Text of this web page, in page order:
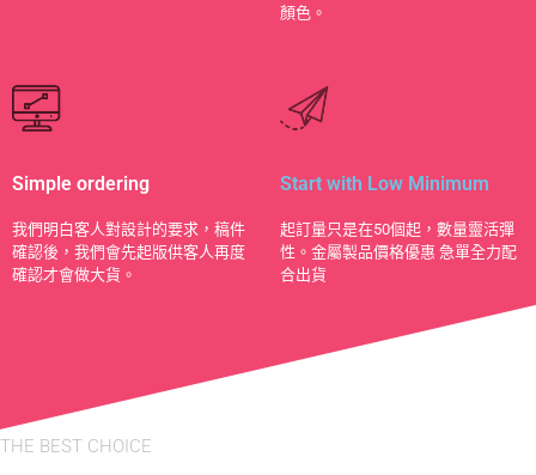
顏色。
Simple ordering
我們明白客人對設計的要求，稿件
確認後，我們會先起版供客人再度
確認才會做大貨。
Start with Low Minimum
起訂量只是在50個起，數量靈活彈
性。金屬製品價格優惠 急單全力配
合出貨
THE BEST CHOICE